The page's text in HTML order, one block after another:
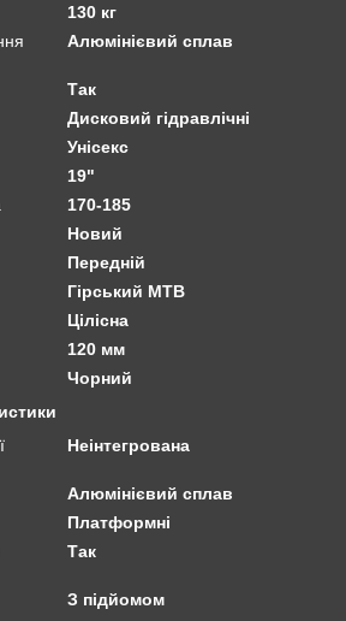
130 кг
Алюмінієвий сплав
Так
Дисковий гідравлічні
Унісекс
19"
170-185
Новий
Передній
Гірський MTB
Цілісна
120 мм
Чорний
Неінтегрована
Алюмінієвий сплав
Платформні
Так
З підйомом